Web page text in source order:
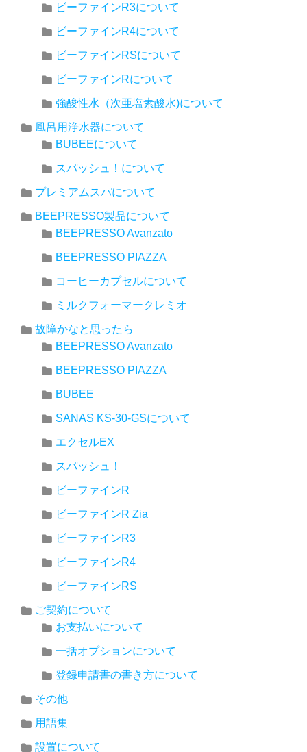
ビーファインR3について
ビーファインR4について
ビーファインRSについて
ビーファインRについて
強酸性水（次亜塩素酸水)について
風呂用浄水器について
BUBEEについて
スパッシュ！について
プレミアムスパについて
BEEPRESSO製品について
BEEPRESSO Avanzato
BEEPRESSO PIAZZA
コーヒーカプセルについて
ミルクフォーマークレミオ
故障かなと思ったら
BEEPRESSO Avanzato
BEEPRESSO PIAZZA
BUBEE
SANAS KS-30-GSについて
エクセルEX
スパッシュ！
ビーファインR
ビーファインR Zia
ビーファインR3
ビーファインR4
ビーファインRS
ご契約について
お支払いについて
一括オプションについて
登録申請書の書き方について
その他
用語集
設置について